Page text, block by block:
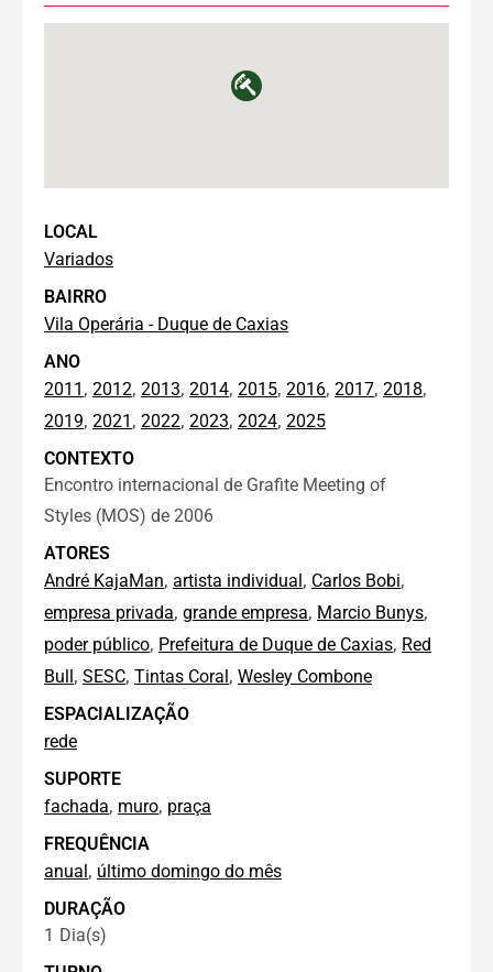
LOCAL
Variados
BAIRRO
Vila Operária - Duque de Caxias
ANO
2011 , 2012, 2013, 2014, 2015, 2016, 2017, 2018,
2019, 2021 , 2022, 2023, 2024, 2025
CONTEXTO
Encontro internacional de Grafite Meeting of
Styles (MOS) de 2006
ATORES
André KajaMan, artista individual, Carlos Bobi,
empresa privada, grande empresa, Marcio Bunys,
poder público, Prefeitura de Duque de Caxias, Red
Bull, SESC, Tintas Coral, Wesley Combone
ESPACIALIZAÇÃO
rede
SUPORTE
fachada, muro, praça
FREQUÊNCIA
anual, último domingo do mês
DURAÇÃO
1 Dia(s)